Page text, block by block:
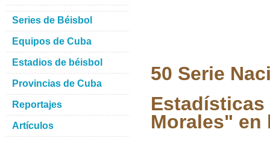
50 Serie
Estadísticas
Morales" en
Series de Béisbol
Equipos de Cuba
Estadios de béisbol
Provincias de Cuba
Reportajes
Artículos